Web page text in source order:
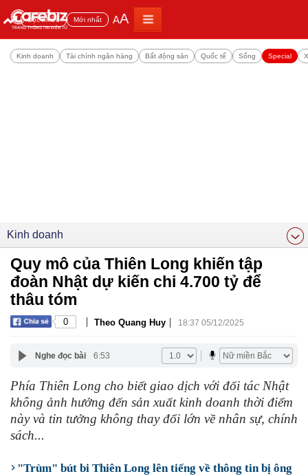
Đọc nhiều Mới nhất AA
Kinh doanh Tài chính ngân hàng Bất động sản Quốc tế Sống Special
Kinh doanh
Quy mô của Thiên Long khiến tập
đoàn Nhật dự kiến chi 4.700 tỷ để
thâu tóm
0 | Theo Quang Huy | 18:37 05/12/2025
Nghe đọc bài 6:53
Phía Thiên Long cho biết giao dịch với đối tác Nhật
không ảnh hưởng đến sản xuất kinh doanh thời điểm
này và tin tưởng không thay đổi lớn về nhân sự, chính
sách...
"Trùm" bút bi Thiên Long lên tiếng về thông tin bị ông